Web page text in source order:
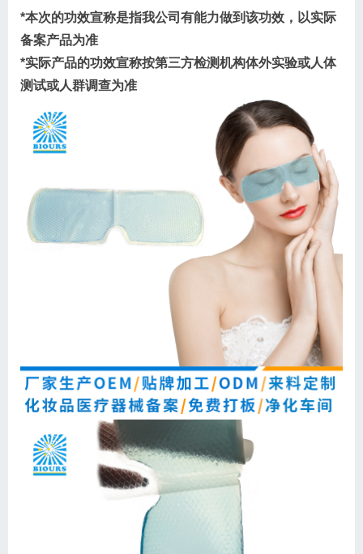
*本次的功效宣称是指我公司有能力做到该功效，以实际
备案产品为准
*实际产品的功效宣称按第三方检测机构体外实验或人体
测试或人群调查为准